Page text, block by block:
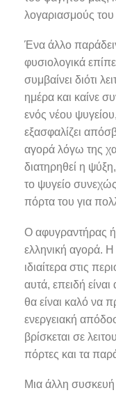
λογαριασμούς
Ένα άλλο
φυσιολογικά
συμβαίνει διότι
ημέρα και καίνε
ενός νέου
εξασφαλίζει
αγορά λόγω της
διατηρηθεί η
το ψυγείο
πόρτα του για
Ο αφυγραντήρας
ελληνική αγορά. Η
ιδιαίτερα στις
αυτά, επειδή
θα είναι καλό να
ενεργειακή
βρίσκεται σε
πόρτες και τα
Μια άλλη συσκευή